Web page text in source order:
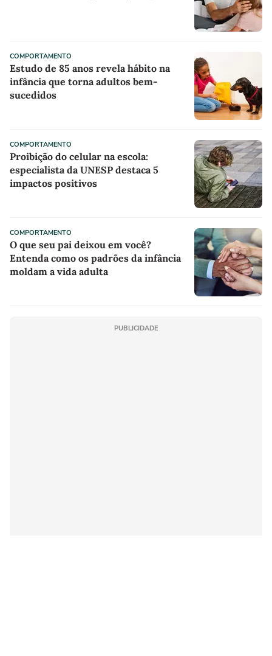
COMPORTAMENTO
Estudo de 85 anos revela hábito na
infância que torna adultos bem-
sucedidos
COMPORTAMENTO
Proibição do celular na escola:
especialista da UNESP destaca 5
impactos positivos
COMPORTAMENTO
O que seu pai deixou em você?
Entenda como os padrões da infância
moldam a vida adulta
PUBLICIDADE